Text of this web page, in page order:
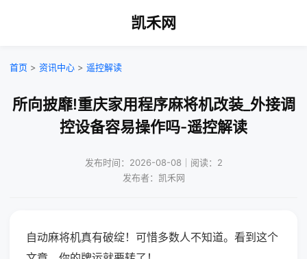
凯禾网
首页 > 资讯中心 > 遥控解读
所向披靡!重庆家用程序麻将机改装_外接调
控设备容易操作吗-遥控解读
发布时间：2026-08-08｜阅读：2
发布者：凯禾网
自动麻将机真有破绽！可惜多数人不知道。看到这个